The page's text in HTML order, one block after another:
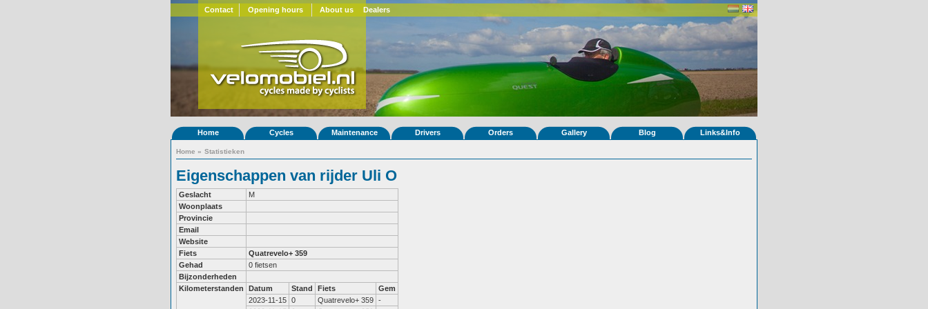
Contact Opening hours About us Dealers
Home Cycles Maintenance Drivers Orders Gallery Blog Links&Info
Home » Statistieken
Eigenschappen van rijder Uli O
Geslacht
M
Woonplaats
Provincie
Email
Website
Fiets
Quatrevelo+ 359
Gehad
0 fietsen
Bijzonderheden
Kilometerstanden
Datum Stand Fiets
Gem
2023-11-15 0 Quatrevelo+ 359 -